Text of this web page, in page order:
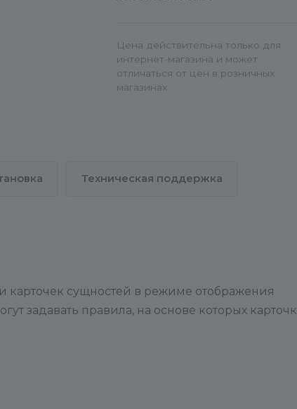
Цена действительна только для
интернет-магазина и может
отличаться от цен в розничных
магазинах
Техническая поддержка
карточек сущностей в режиме отображения
задавать правила, на основе которых